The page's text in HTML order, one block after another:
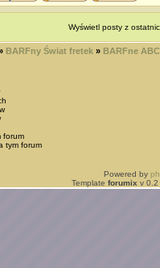
Wyświetl posty z
BARFny Świat fretek» BARFne
forum
tym forum
Powered by
Template forumix v 0.2